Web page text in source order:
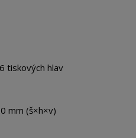
tiskových hlav
mm (š×h×v)